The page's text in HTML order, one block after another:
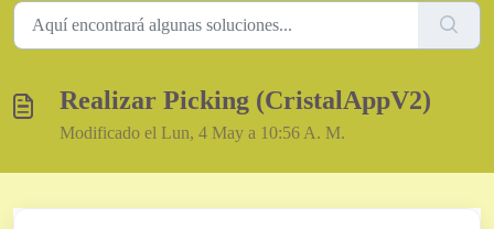
Realizar Picking (CristalAppV2)
Modificado el Lun, 4 May a 10:56 A. M.